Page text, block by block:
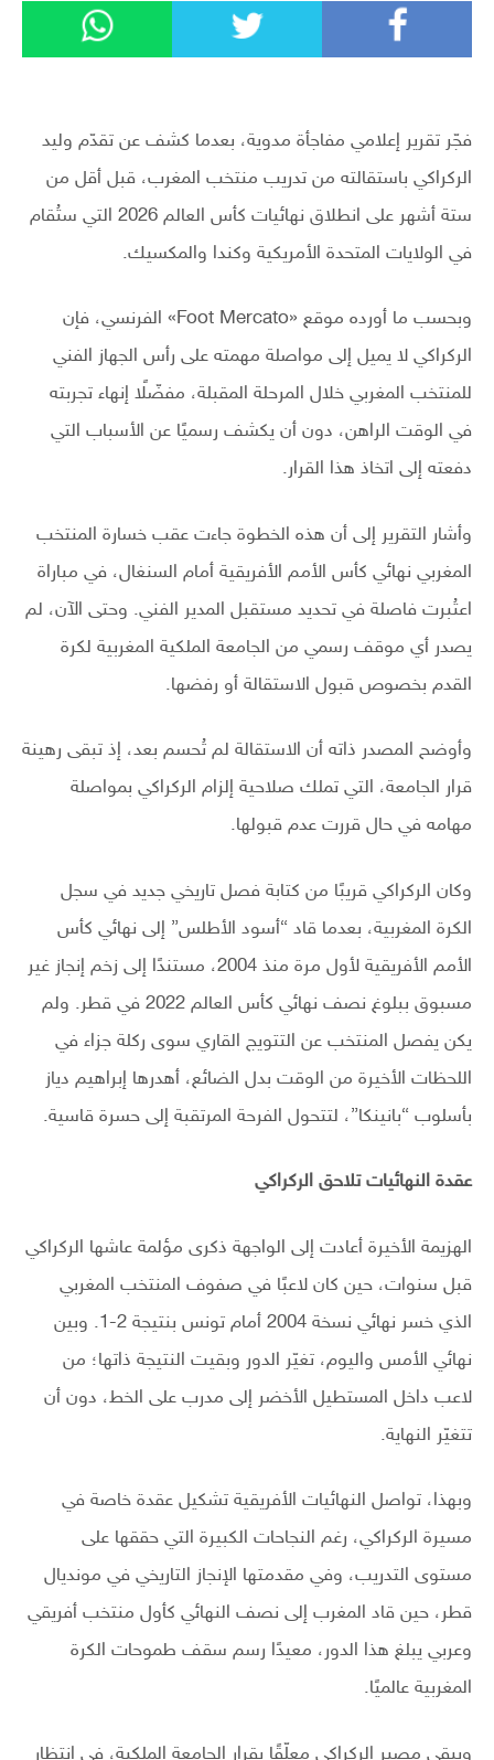
فجّر تقرير إعلامي مفاجأة مدوية، بعدما كشف عن تقدّم وليد
الركراكي باستقالته من تدريب منتخب المغرب، قبل أقل من
ستة أشهر على انطلاق نهائيات كأس العالم 2026 التي ستُقام
في الولايات المتحدة الأمريكية وكندا والمكسيك.
وبحسب ما أورده موقع «Foot Mercato» الفرنسي، فإن
الركراكي لا يميل إلى مواصلة مهمته على رأس الجهاز الفني
للمنتخب المغربي خلال المرحلة المقبلة، مفضّلًا إنهاء تجربته
في الوقت الراهن، دون أن يكشف رسميًا عن الأسباب التي
دفعته إلى اتخاذ هذا القرار.
وأشار التقرير إلى أن هذه الخطوة جاءت عقب خسارة المنتخب
المغربي نهائي كأس الأمم الأفريقية أمام السنغال، في مباراة
اعتُبرت فاصلة في تحديد مستقبل المدير الفني. وحتى الآن، لم
يصدر أي موقف رسمي من الجامعة الملكية المغربية لكرة
القدم بخصوص قبول الاستقالة أو رفضها.
وأوضح المصدر ذاته أن الاستقالة لم تُحسم بعد، إذ تبقى رهينة
قرار الجامعة، التي تملك صلاحية إلزام الركراكي بمواصلة
مهامه في حال قررت عدم قبولها.
وكان الركراكي قريبًا من كتابة فصل تاريخي جديد في سجل
الكرة المغربية، بعدما قاد “أسود الأطلس” إلى نهائي كأس
الأمم الأفريقية لأول مرة منذ 2004، مستندًا إلى زخم إنجاز غير
مسبوق ببلوغ نصف نهائي كأس العالم 2022 في قطر. ولم
يكن يفصل المنتخب عن التتويج القاري سوى ركلة جزاء في
اللحظات الأخيرة من الوقت بدل الضائع، أهدرها إبراهيم دياز
بأسلوب “بانينكا”، لتتحول الفرحة المرتقبة إلى حسرة قاسية.
عقدة النهائيات تلاحق الركراكي
الهزيمة الأخيرة أعادت إلى الواجهة ذكرى مؤلمة عاشها الركراكي
قبل سنوات، حين كان لاعبًا في صفوف المنتخب المغربي
الذي خسر نهائي نسخة 2004 أمام تونس بنتيجة 2-1. وبين
نهائي الأمس واليوم، تغيّر الدور وبقيت النتيجة ذاتها؛ من
لاعب داخل المستطيل الأخضر إلى مدرب على الخط، دون أن
تتغيّر النهاية.
وبهذا، تواصل النهائيات الأفريقية تشكيل عقدة خاصة في
مسيرة الركراكي، رغم النجاحات الكبيرة التي حققها على
مستوى التدريب، وفي مقدمتها الإنجاز التاريخي في مونديال
قطر، حين قاد المغرب إلى نصف النهائي كأول منتخب أفريقي
وعربي يبلغ هذا الدور، معيدًا رسم سقف طموحات الكرة
المغربية عالميًا.
ويبقى مصير الركراكي معلّقًا بقرار الجامعة الملكية، في انتظار